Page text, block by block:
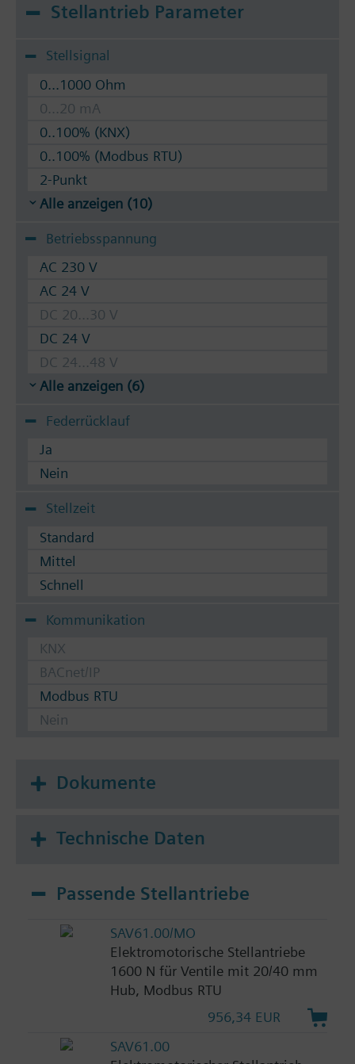
Stellantrieb Parameter
Stellsignal
0...1000 Ohm
0...20 mA
0..100% (KNX)
0..100% (Modbus RTU)
2-Punkt
Alle anzeigen (10)
Betriebsspannung
AC 230 V
AC 24 V
DC 20...30 V
DC 24 V
DC 24...48 V
Alle anzeigen (6)
Federrücklauf
Ja
Nein
Stellzeit
Standard
Mittel
Schnell
Kommunikation
KNX
BACnet/IP
Modbus RTU
Nein
Dokumente
Technische Daten
Passende Stellantriebe
SAV61.00/MO
Elektromotorische Stellantriebe
1600 N für Ventile mit 20/40 mm
Hub, Modbus RTU
956,34 EUR
SAV61.00